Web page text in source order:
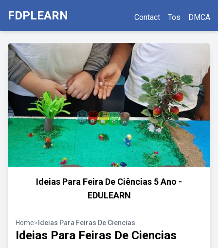
FDPLEARN Contact Tos DMCA
Ideias Para Feira De Ciências 5 Ano -
EDULEARN
Home> Ideias Para Feiras De Ciencias
Ideias Para Feiras De Ciencias